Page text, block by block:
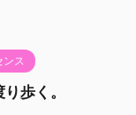
ンス
歩く。